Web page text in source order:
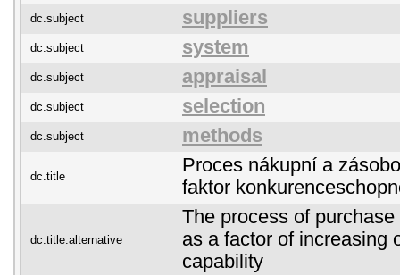
dc.subject suppliers
dc.subject system
dc.subject appraisal
dc.subject selection
dc.subject methods
dc.title
Proces nákupní a
faktor
dc.title.alternative
The process of
as a factor of increasing
capability